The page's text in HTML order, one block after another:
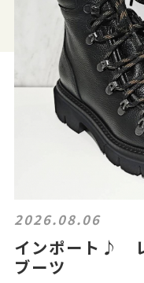
2026.08.06
インポート♪
ブーツ